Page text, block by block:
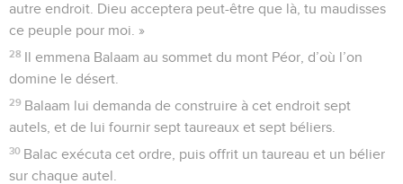
autre endroit. Dieu acceptera peut-être que là, tu maudisses
ce peuple pour moi. »
28 Il emmena Balaam au sommet du mont Péor, d’où l’on
domine le désert.
29 Balaam lui demanda de construire à cet endroit sept
autels, et de lui fournir sept taureaux et sept béliers.
30 Balac exécuta cet ordre, puis offrit un taureau et un bélier
sur chaque autel.